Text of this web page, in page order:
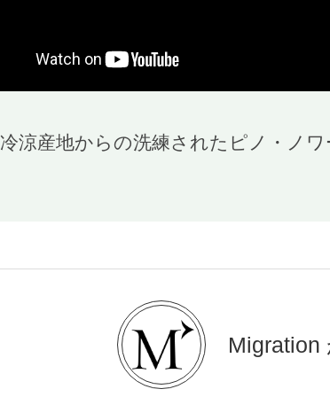
冷涼産地からの洗練されたピノ・ノ
Migration